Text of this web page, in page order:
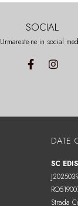
SOCIAL
Urmareste-ne in social
DATE
SC
Strada